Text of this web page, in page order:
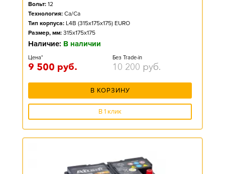
Вольт: 12
Технология: Ca/Ca
Тип корпуса: L4B (315x175x175) EURO
Размер, мм: 315x175x175
Наличие: В наличии
Цена*
9 500 руб.
Без Trade-in
10 200 руб.
В КОРЗИНУ
В 1 клик